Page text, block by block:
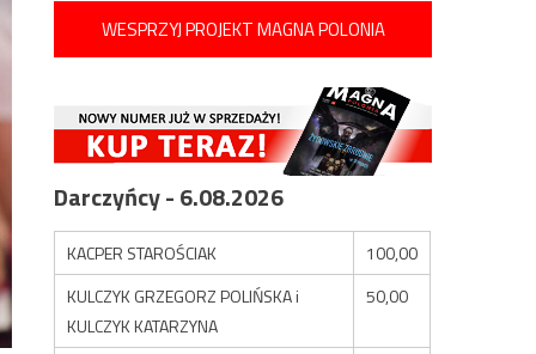
WESPRZYJ PROJEKT MAGNA POLONIA
Darczyńcy - 6.08.2026
KACPER STAROŚCIAK
100,00
KULCZYK GRZEGORZ POLIŃSKA i
KULCZYK KATARZYNA
50,00